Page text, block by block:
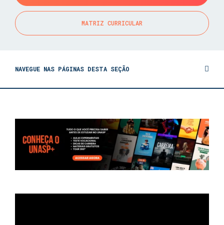
MATRIZ CURRICULAR
NAVEGUE NAS PÁGINAS DESTA SEÇÃO